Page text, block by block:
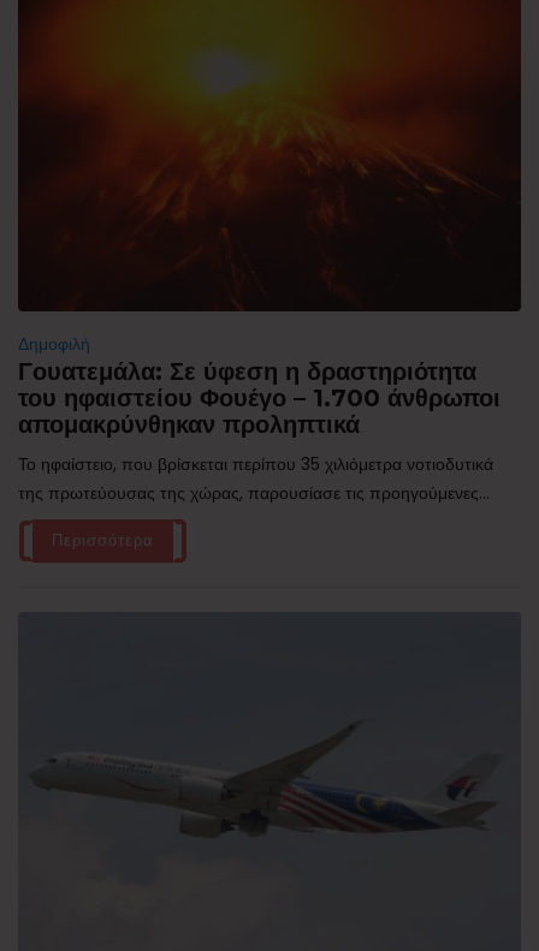
Δημοφιλή
Γουατεμάλα: Σε ύφεση η δραστηριότητα
του ηφαιστείου Φουέγο – 1.700 άνθρωποι
απομακρύνθηκαν προληπτικά
Το ηφαίστειο, που βρίσκεται περίπου 35 χιλιόμετρα νοτιοδυτικά
της πρωτεύουσας της χώρας, παρουσίασε τις προηγούμενες...
Περισσότερα